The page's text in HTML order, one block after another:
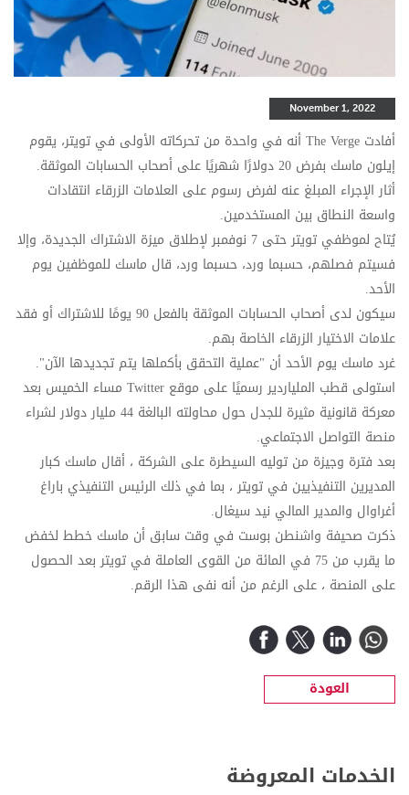
November 1, 2022
أفادت The Vergeأنه في واحدة من تحركاته الأولى في تويتر، يقوم
إيلون ماسك بفرض 20 دولارًا شهريًا على أصحاب الحسابات الموثقة.
أثار الإجراء المبلغ عنه لفرض رسوم على العلامات الزرقاء انتقادات
واسعة النطاق بين المستخدمين.
يُتاح لموظفي تويتر حتى 7 نوفمبر لإطلاق ميزة الاشتراك الجديدة، وإلا
فسيتم فصلهم، حسبما ورد، حسبما ورد، قال ماسك للموظفين يوم
الأحد.
سيكون لدى أصحاب الحسابات الموثقة بالفعل 90 يومًا للاشتراك أو فقد
علامات الاختيار الزرقاء الخاصة بهم.
غرد ماسك يوم الأحد أن "عملية التحقق بأكملها يتم تجديدها الآن".
استولى قطب الملياردير رسميًا على موقع Twitter مساء الخميس بعد
معركة قانونية مثيرة للجدل حول محاولته البالغة 44 مليار دولار لشراء
منصة التواصل الاجتماعي.
بعد فترة وجيزة من توليه السيطرة على الشركة ، أقال ماسك كبار
المديرين التنفيذيين في تويتر ، بما في ذلك الرئيس التنفيذي باراغ
أغراوال والمدير المالي نيد سيغال.
ذكرت صحيفة واشنطن بوست في وقت سابق أن ماسك خطط لخفض
ما يقرب من 75 في المائة من القوى العاملة في تويتر بعد الحصول
على المنصة ، على الرغم من أنه نفى هذا الرقم.
العودة
الخدمات المعروضة